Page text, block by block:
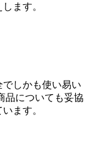
ます。
しかも使い易い
品についても妥協
ます。